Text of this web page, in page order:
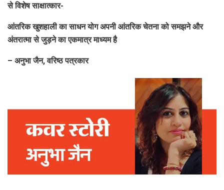
से विशेष साक्षात्कार-
आंतरिक खुशहाली का साधन योग अपनी आंतरिक चेतना को समझने और
अंतरात्मा से जुड़ने का एकमात्र माध्यम है
– अनुभा जैन, वरिष्ठ पत्रकार